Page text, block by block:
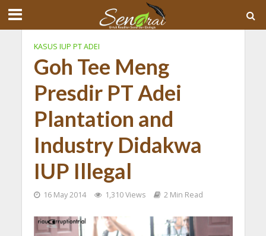
KASUS IUP PT ADEI
Goh Tee Meng
Presdir PT Adei
Plantation and
Industry Didakwa
IUP Illegal
16 May 2014 1,310 Views 2 Min Read